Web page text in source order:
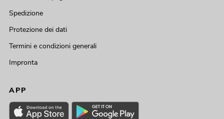
Spedizione
Protezione dei dati
Termini e condizioni generali
Impronta
APP